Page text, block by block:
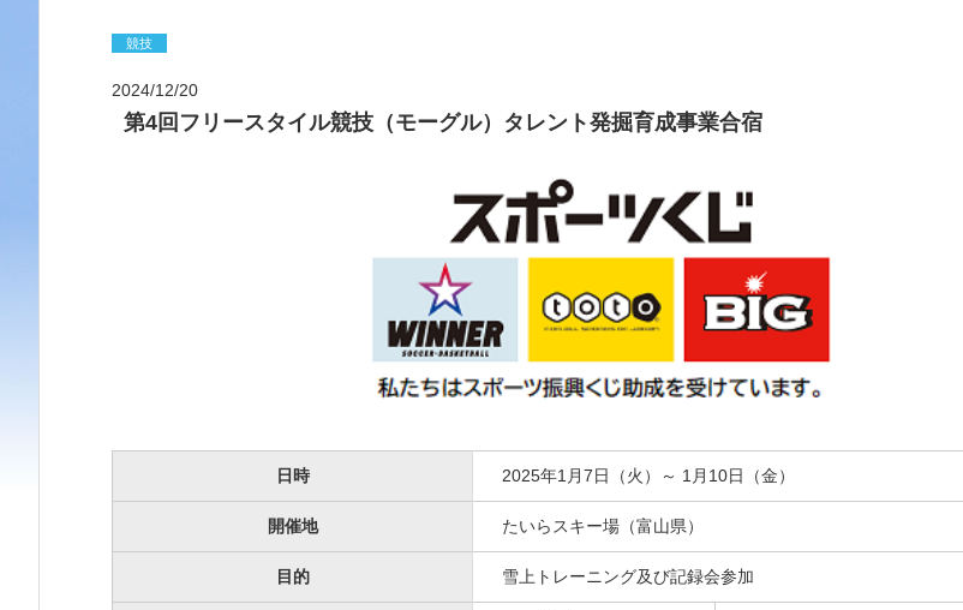
競技
2024/12/20
第4回フリースタイル競技（モーグル）タレント発掘育成事業合宿
日時 2025年1月7日（火）～ 1月10日（金）
開催地 たいらスキー場（富山県）
目的 雪上トレーニング及び記録会参加